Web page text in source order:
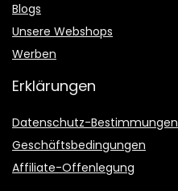
Blogs
Unsere Webshops
Werben
Erklärungen
Datenschutz-Bestimmungen
Geschäftsbedingungen
Affiliate-Offenlegung